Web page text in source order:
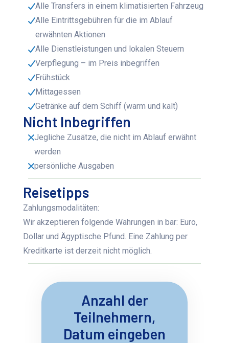
Alle Transfers in einem klimatisierten Fahrzeug
Alle Eintrittsgebühren für die im Ablauf
erwähnten Aktionen
Alle Dienstleistungen und lokalen Steuern
Verpflegung – im Preis inbegriffen
Frühstück
Mittagessen
Getränke auf dem Schiff (warm und kalt)
Nicht Inbegriffen
Jegliche Zusätze, die nicht im Ablauf erwähnt
werden
persönliche Ausgaben
Reisetipps
Zahlungsmodalitäten:
Wir akzeptieren folgende Währungen in bar: Euro,
Dollar und Ägyptische Pfund. Eine Zahlung per
Kreditkarte ist derzeit nicht möglich.
Anzahl der
Teilnehmern,
Datum eingeben